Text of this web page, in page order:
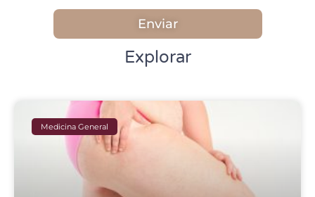
Enviar
Explorar
Medicina General